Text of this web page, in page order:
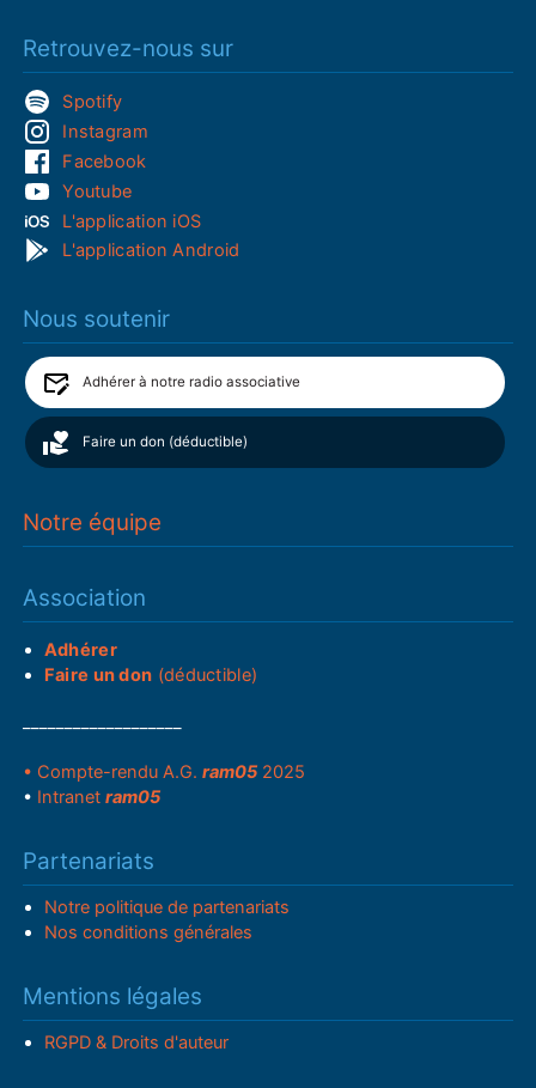
Retrouvez-nous sur
Spotify
Instagram
Facebook
Youtube
L'application iOS
L'application Android
Nous soutenir
Adhérer à notre radio associative
Faire un don (déductible)
Notre équipe
Association
Adhérer
Faire un don (déductible)
• Compte-rendu A.G.ram05 2025
• Intranetram05
Partenariats
Notre politique de partenariats
Nos conditions générales
Mentions légales
RGPD & Droits d'auteur